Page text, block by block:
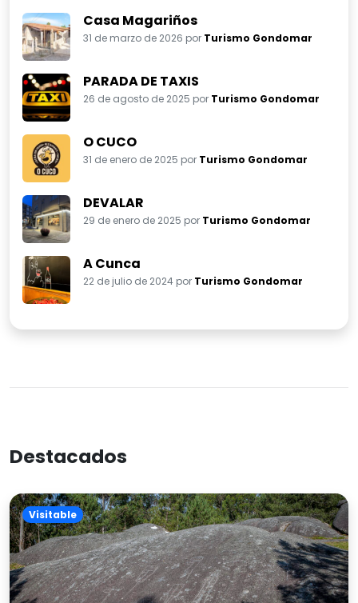
Casa Magariños
31 de marzo de 2026 por Turismo Gondomar
PARADA DE TAXIS
26 de agosto de 2025 por Turismo Gondomar
O CUCO
31 de enero de 2025 por Turismo Gondomar
DEVALAR
29 de enero de 2025 por Turismo Gondomar
A Cunca
22 de julio de 2024 por Turismo Gondomar
Destacados
Visitable